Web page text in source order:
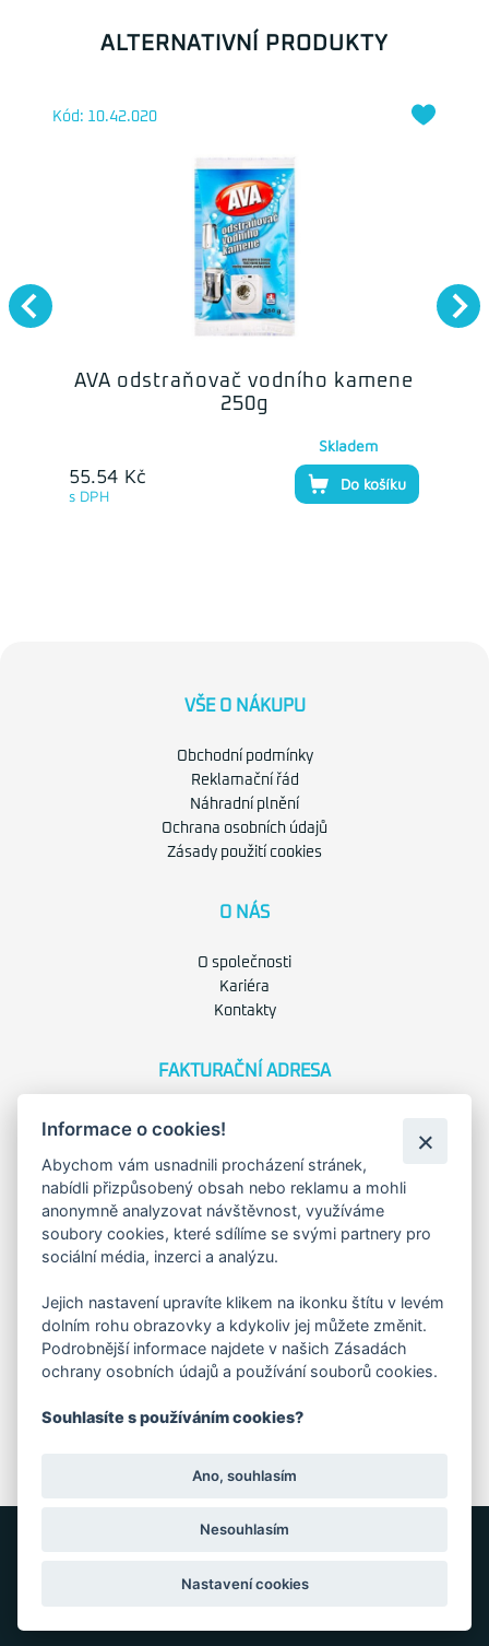
ALTERNATIVNÍ PRODUKTY
AVA odstraňovač vodního kamene
250g
Kód: 10.42.020
55.54 Kč
s DPH
Skladem
Do košíku
VŠE O NÁKUPU
Obchodní podmínky
Reklamační řád
Náhradní plnění
Ochrana osobních údajů
Zásady použití cookies
O NÁS
O společnosti
Kariéra
Kontakty
FAKTURAČNÍ ADRESA
Družstevní 1394/12
Praha 4 - Nusle, 140 00
DIČ: CZ28404009
KORESP. ADRESA A SKLAD
Lutopecny 159 (areál bývalého ZD)
Kroměříž, 767 01
+420 725 017 295
Informace o cookies!
Abychom vám usnadnili procházení stránek,
nabídli přizpůsobený obsah nebo reklamu a mohli
anonymně analyzovat návštěvnost, využíváme
soubory cookies, které sdílíme se svými partnery pro
sociální média, inzerci a analýzu.
Jejich nastavení upravíte klikem na ikonku štítu v levém
dolním rohu obrazovky a kdykoliv jej můžete změnit.
Podrobnější informace najdete v našich Zásadách
ochrany osobních údajů a používání souborů cookies.
Souhlasíte s používáním cookies?
Ano, souhlasím
Nesouhlasím
Nastavení cookies